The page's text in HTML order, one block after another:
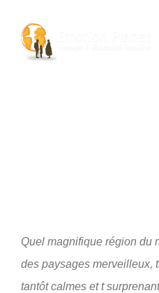
contenu
Quel magnifique région du
des paysages merveilleux,
tantôt calmes et t